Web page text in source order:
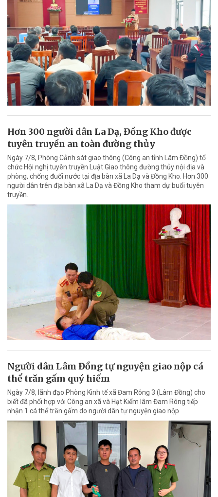
Hơn 300 người dân La Dạ, Đồng Kho được
tuyên truyền an toàn đường thủy
Ngày 7/8, Phòng Cảnh sát giao thông (Công an tỉnh Lâm Đồng) tổ
chức Hội nghị tuyên truyền Luật Giao thông đường thủy nội địa và
phòng, chống đuối nước tại địa bàn xã La Dạ và Đồng Kho. Hơn 300
người dân trên địa bàn xã La Dạ và Đồng Kho tham dự buổi tuyên
truyền.
Người dân Lâm Đồng tự nguyện giao nộp cá
thể trăn gấm quý hiếm
Ngày 7/8, lãnh đạo Phòng Kinh tế xã Đam Rông 3 (Lâm Đồng) cho
biết đã phối hợp với Công an xã và Hạt Kiểm lâm Đam Rông tiếp
nhận 1 cá thể trăn gấm do người dân tự nguyện giao nộp.